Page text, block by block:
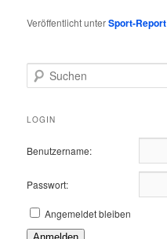
Veröffentlicht unterSport-Report
u
h
n
LOGIN
Benutzername:
Passwort:
Angemeldet bleiben